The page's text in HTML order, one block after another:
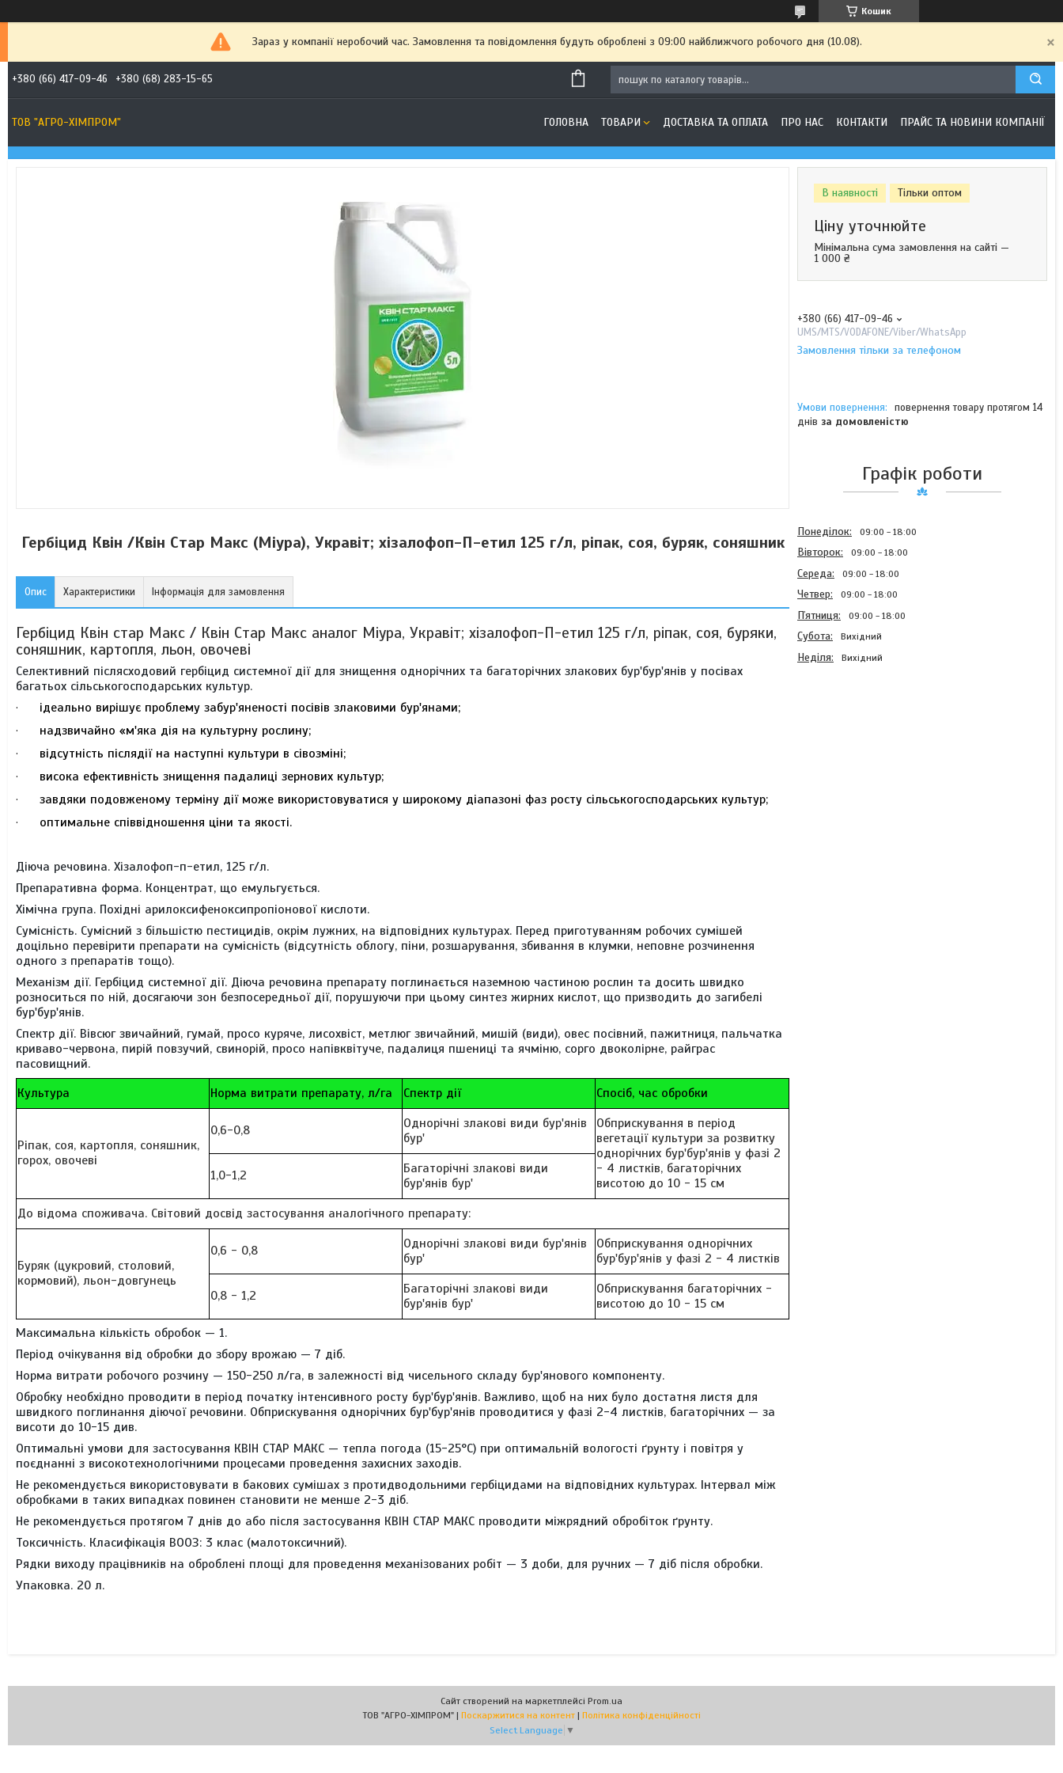
Кошик
Зараз у компанії неробочий час. Замовлення та повідомлення будуть оброблені з 09:00 найближчого робочого дня (10.08).
+380 (66) 417-09-46 +380 (68) 283-15-65
ТОВ "АГРО-ХІМПРОМ" ГОЛОВНА ТОВАРИ ДОСТАВКА ТА ОПЛАТА ПРО НАС КОНТАКТИ ПРАЙС ТА НОВИНИ КОМПАНІЇ
Гербіцид Квін /Квін Стар Макс (Міура), Укравіт; хізалофоп-П-етил 125 г/л, ріпак, соя, буряк, соняшник
Опис Характеристики Інформація для замовлення
Гербіцид Квін стар Макс / Квін Стар Макс аналог Міура, Укравіт; хізалофоп-П-етил 125 г/л, ріпак, соя, буряки,
соняшник, картопля, льон, овочеві
Селективний післясходовий гербіцид системної дії для знищення однорічних та багаторічних злакових бур'бур'янів у посівах
багатьох сільськогосподарських культур.
· ідеально вирішує проблему забур'яненості посівів злаковими бур'янами;
· надзвичайно «м'яка дія на культурну рослину;
· відсутність післядії на наступні культури в сівозміні;
· висока ефективність знищення падалиці зернових культур;
· завдяки подовженому терміну дії може використовуватися у широкому діапазоні фаз росту сільськогосподарських культур;
· оптимальне співвідношення ціни та якості.
Діюча речовина. Хізалофоп-п-етил, 125 г/л.
Препаративна форма. Концентрат, що емульгується.
Хімічна група. Похідні арилоксифеноксипропіонової кислоти.
Сумісність. Сумісний з більшістю пестицидів, окрім лужних, на відповідних культурах. Перед приготуванням робочих сумішей
доцільно перевірити препарати на сумісність (відсутність облогу, піни, розшарування, збивання в клумки, неповне розчинення
одного з препаратів тощо).
Механізм дії. Гербіцид системної дії. Діюча речовина препарату поглинається наземною частиною рослин та досить швидко
розноситься по ній, досягаючи зон безпосередньої дії, порушуючи при цьому синтез жирних кислот, що призводить до загибелі
бур'бур'янів.
Спектр дії. Вівсюг звичайний, гумай, просо куряче, лисохвіст, метлюг звичайний, мишій (види), овес посівний, пажитниця, пальчатка
криваво-червона, пирій повзучий, свинорій, просо напівквітуче, падалиця пшениці та ячміню, сорго двоколірне, райграс
пасовищний.
Культура
Норма витрати препарату, л/га Спектр дії Спосіб, час обробки
Ріпак, соя, картопля, соняшник,
горох, овочеві
0,6-0,8
Однорічні злакові види бур'янів
бур'
Обприскування в період
вегетації культури за розвитку
однорічних бур'бур'янів у фазі 2
- 4 листків, багаторічних
висотою до 10 - 15 см
1,0-1,2
Багаторічні злакові види
бур'янів бур'
До відома споживача. Світовий досвід застосування аналогічного препарату:
Буряк (цукровий, столовий,
кормовий), льон-довгунець
0,6 - 0,8
Однорічні злакові види бур'янів
бур'
Обприскування однорічних
бур'бур'янів у фазі 2 - 4 листків
0,8 - 1,2
Багаторічні злакові види
бур'янів бур'
Обприскування багаторічних -
висотою до 10 - 15 см
Максимальна кількість обробок — 1.
Період очікування від обробки до збору врожаю — 7 діб.
Норма витрати робочого розчину — 150-250 л/га, в залежності від чисельного складу бур'янового компоненту.
Обробку необхідно проводити в період початку інтенсивного росту бур'бур'янів. Важливо, щоб на них було достатня листя для
швидкого поглинання діючої речовини. Обприскування однорічних бур'бур'янів проводитися у фазі 2-4 листків, багаторічних — за
висоти до 10-15 див.
Оптимальні умови для застосування КВІН СТАР МАКС — тепла погода (15-25°С) при оптимальній вологості ґрунту і повітря у
поєднанні з високотехнологічними процесами проведення захисних заходів.
Не рекомендується використовувати в бакових сумішах з протидводольними гербіцидами на відповідних культурах. Інтервал між
обробками в таких випадках повинен становити не менше 2-3 діб.
Не рекомендується протягом 7 днів до або після застосування КВІН СТАР МАКС проводити міжрядний обробіток ґрунту.
Токсичність. Класифікація ВООЗ: 3 клас (малотоксичний).
Рядки виходу працівників на оброблені площі для проведення механізованих робіт — 3 доби, для ручних — 7 діб після обробки.
Упаковка. 20 л.
В наявності Тільки оптом
Ціну уточнюйте
Мінімальна сума замовлення на сайті —
1 000 ₴
+380 (66) 417-09-46
UMS/MTS/VODAFONE/Viber/WhatsApp
Замовлення тільки за телефоном
повернення товару протягом 14
днів за домовленістю
Графік роботи
Понеділок 09:00 18:00
Вівторок 09:00 18:00
Середа 09:00 18:00
Четвер 09:00 18:00
Пʼятниця 09:00 18:00
Субота Вихідний
Неділя Вихідний
Сайт створений на маркетплейсі Prom.ua
ТОВ "АГРО-ХІМПРОМ" | Поскаржитися на контент | Політика конфіденційності
Select Language ▼